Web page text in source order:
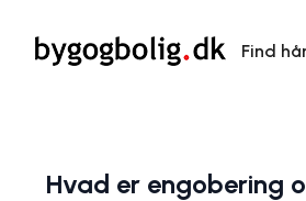
Find
Hvad er engobering